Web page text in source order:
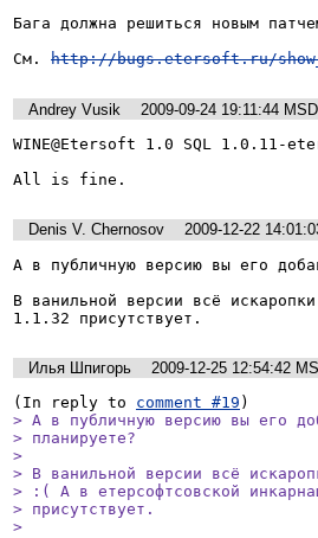
Бага должна решиться новым
См. http://bugs.etersoft.ru/
Andrey Vusik
2009-09-24 19:11:44 MSD
WINE@Etersoft 1.0 SQL 1.0.11-
Denis V. Chernosov
2009-12-22
А в публичную версию вы его
В ванильной версии всё
1.1.32 присутствует.
Илья Шпигорь
2009-12-25 12:54:42
(In reply to comment #19
> А в публичную версию вы его
> планируете?
>
> В ванильной версии всё
> :( А в етерсофтсовской
> присутствует.
>